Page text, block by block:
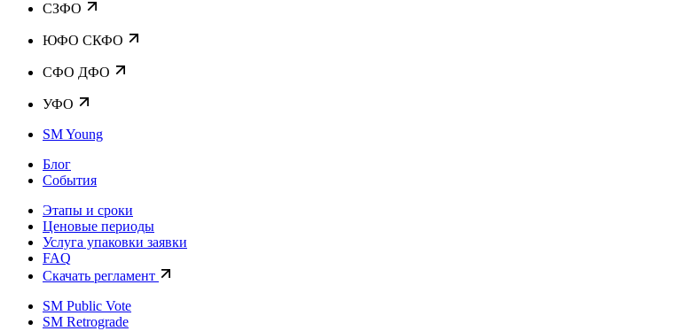
СЗФО
ЮФО СКФО
CФО ДФО
УФО
SM Young
Блог
События
Этапы и сроки
Ценовые периоды
Услуга упаковки заявки
FAQ
Скачать регламент
SM Public Vote
SM Retrograde